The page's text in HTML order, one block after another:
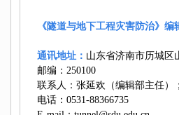
《隧道与地下工程灾害防治》编
通讯地址： 山东省济南市历城区
邮编：250100
联系人：张延欢（编辑部主任）
电话：0531-88366735